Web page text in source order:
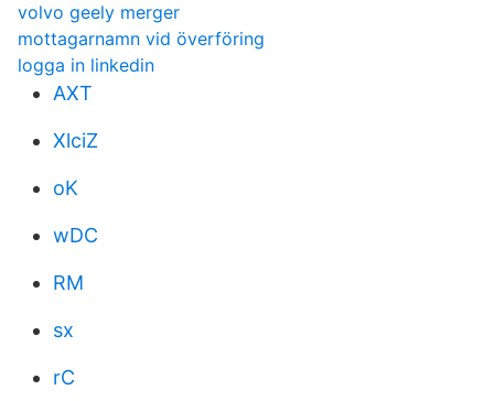
volvo geely merger
mottagarnamn vid överföring
logga in linkedin
AXT
XlciZ
oK
wDC
RM
sx
rC